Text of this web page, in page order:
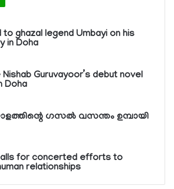
ghazal legend Umbayi on his
in Doha
Guruvayoor’s debut novel
Doha
ഗസല്‍ വസന്തം ഉമ്പായി
for concerted efforts to
relationships